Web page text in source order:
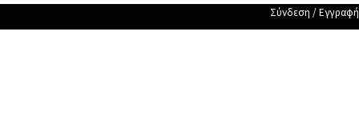
Σύνδεση / Εγγραφή